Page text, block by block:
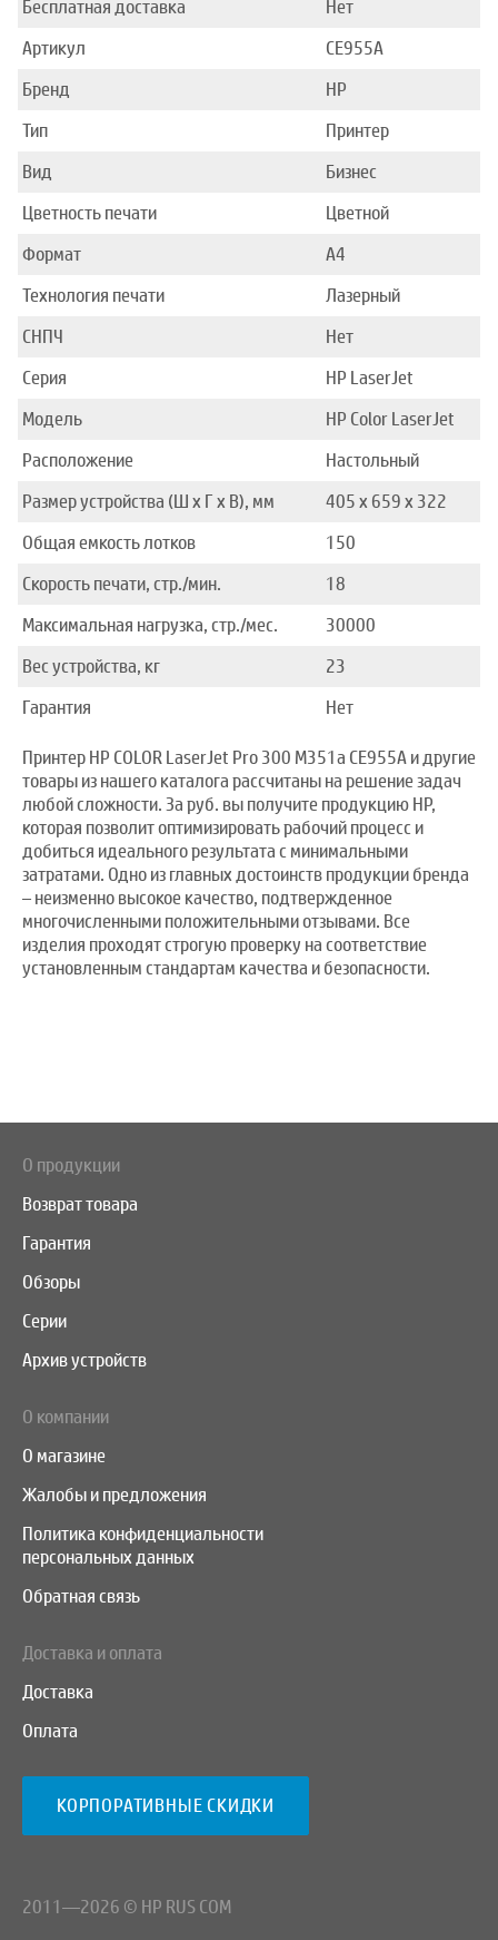
Бесплатная доставка
Нет
Артикул
CE955A
Бренд
HP
Тип
Принтер
Вид
Бизнес
Цветность печати
Цветной
Формат
A4
Технология печати
Лазерный
СНПЧ
Нет
Серия
HP LaserJet
Модель
HP Color LaserJet
Расположение
Настольный
Размер устройства (Ш x Г x В), мм
405 x 659 x 322
Общая емкость лотков
150
Скорость печати, стр./мин.
18
Максимальная нагрузка, стр./мес.
30000
Вес устройства, кг
23
Гарантия
Нет
Принтер HP COLOR LaserJet Pro 300 M351a CE955A и другие
товары из нашего каталога рассчитаны на решение задач
любой сложности. За руб. вы получите продукцию HP,
которая позволит оптимизировать рабочий процесс и
добиться идеального результата с минимальными
затратами. Одно из главных достоинств продукции бренда
– неизменно высокое качество, подтвержденное
многочисленными положительными отзывами. Все
изделия проходят строгую проверку на соответствие
установленным стандартам качества и безопасности.
О продукции
Возврат товара
Гарантия
Обзоры
Серии
Архив устройств
О компании
О магазине
Жалобы и предложения
Политика конфиденциальности
персональных данных
Обратная связь
Доставка и оплата
Доставка
Оплата
КОРПОРАТИВНЫЕ СКИДКИ
2011—2026 © HP RUS COM